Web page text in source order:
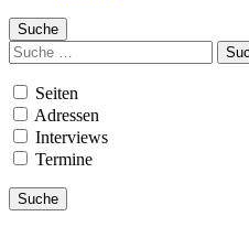
Suche
Suchen
nach:
Seiten
Adressen
Interviews
Termine